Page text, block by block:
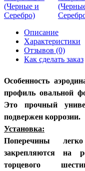
Описание
Характеристики
Отзывов (0)
Как сделать заказ
Особенность
профиль овальной
Это прочный
подвержен коррозии.
Установка:
Поперечины
закрепляются на
торцевого